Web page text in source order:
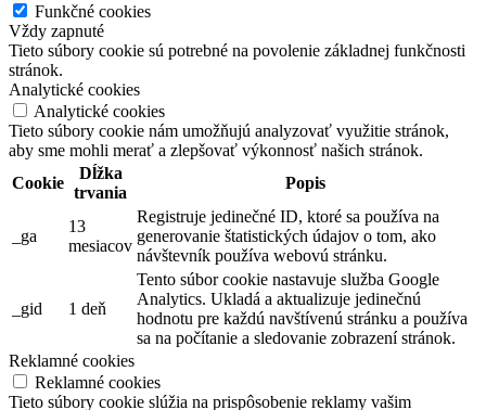
Funkčné cookies
Vždy zapnuté
Tieto súbory cookie sú potrebné na povolenie základnej funkčnosti
stránok.
Analytické cookies
Analytické cookies
Tieto súbory cookie nám umožňujú analyzovať využitie stránok,
aby sme mohli merať a zlepšovať výkonnosť našich stránok.
Cookie
Dĺžka
trvania
Popis
_ga
13
mesiacov
Registruje jedinečné ID, ktoré sa používa na
generovanie štatistických údajov o tom, ako
návštevník používa webovú stránku.
_gid 1 deň
Tento súbor cookie nastavuje služba Google
Analytics. Ukladá a aktualizuje jedinečnú
hodnotu pre každú navštívenú stránku a používa
sa na počítanie a sledovanie zobrazení stránok.
Reklamné cookies
Reklamné cookies
Tieto súbory cookie slúžia na prispôsobenie reklamy vašim